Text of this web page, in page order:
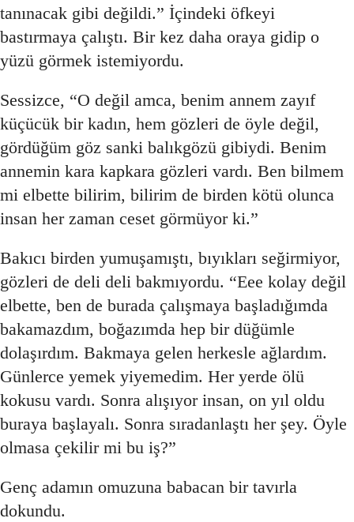
tanınacak gibi değildi.” İçindeki öfkeyi
bastırmaya çalıştı. Bir kez daha oraya gidip o
yüzü görmek istemiyordu.
Sessizce, “O değil amca, benim annem zayıf
küçücük bir kadın, hem gözleri de öyle değil,
gördüğüm göz sanki balıkgözü gibiydi. Benim
annemin kara kapkara gözleri vardı. Ben bilmem
mi elbette bilirim, bilirim de birden kötü olunca
insan her zaman ceset görmüyor ki.”
Bakıcı birden yumuşamıştı, bıyıkları seğirmiyor,
gözleri de deli deli bakmıyordu. “Eee kolay değil
elbette, ben de burada çalışmaya başladığımda
bakamazdım, boğazımda hep bir düğümle
dolaşırdım. Bakmaya gelen herkesle ağlardım.
Günlerce yemek yiyemedim. Her yerde ölü
kokusu vardı. Sonra alışıyor insan, on yıl oldu
buraya başlayalı. Sonra sıradanlaştı her şey. Öyle
olmasa çekilir mi bu iş?”
Genç adamın omuzuna babacan bir tavırla
dokundu.